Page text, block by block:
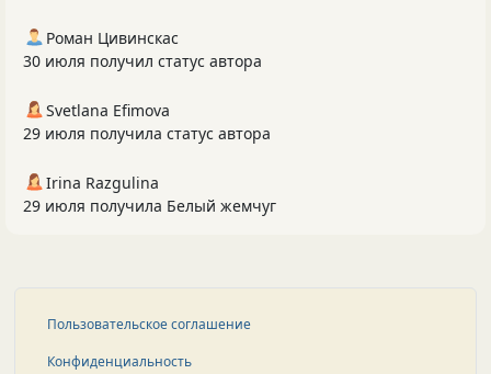
Роман Цивинскас
30 июля получил статус автора
Svetlana Efimova
29 июля получила статус автора
Irina Razgulina
29 июля получила Белый жемчуг
Пользовательское соглашение
Конфиденциальность